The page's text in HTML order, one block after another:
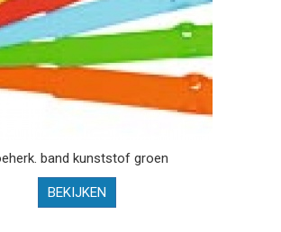
band kunststof groen
BEKIJKEN